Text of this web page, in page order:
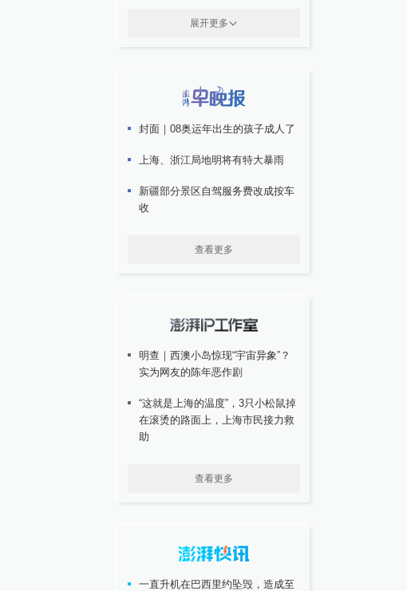
展开更多
封面｜08奥运年出生的孩子成人了
上海、浙江局地明将有特大暴雨
新疆部分景区自驾服务费改成按车
收
查看更多
明查｜西澳小岛惊现“宇宙异象”？
实为网友的陈年恶作剧
“这就是上海的温度”，3只小松鼠掉
在滚烫的路面上，上海市民接力救
助
查看更多
一直升机在巴西里约坠毁，造成至